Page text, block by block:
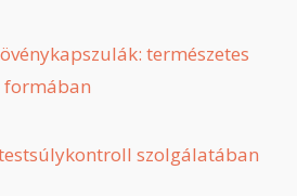
természetes
formában
szolgálatában